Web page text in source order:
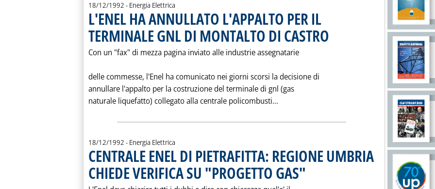
18/12/1992 - Energia Elettrica
L'ENEL HA ANNULLATO L'APPALTO PER IL
TERMINALE GNL DI MONTALTO DI CASTRO . Pubblicata venerdì 18 dicembre 1992 alle
Con un "fax" di mezza pagina inviato alle industrie assegnatarie
delle commesse, l'Enel ha comunicato nei giorni scorsi la decisione di
annullare l'appalto per la costruzione del terminale di gnl (gas
naturale liquefatto) collegato alla centrale policombusti... Leggi tutta la notizia: 'L'ENEL HA
18/12/1992 - Energia Elettrica
CENTRALE ENEL DI PIETRAFITTA: REGIONE UMBRIA
CHIEDE VERIFICA SU "PROGETTO GAS" . Pubblicata venerdì 18 dicembre 1992 alle 0.0.